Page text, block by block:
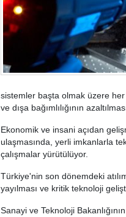
sistemler başta olmak üzere
ve dışa bağımlılığının
Ekonomik ve insani açıdan
ulaşmasında, yerli imkanlarla
çalışmalar yürütülüyor.
Türkiye'nin son dönemdeki
yayılması ve kritik teknoloji
Sanayi ve Teknoloji